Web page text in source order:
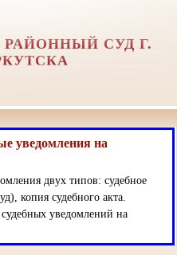
СУД Г.
уведомления на
двух типов: судебное
копия судебного акта.
уведомлений на